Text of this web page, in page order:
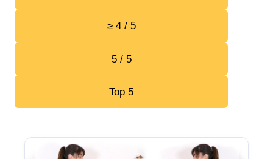
≥ 4 / 5
5 / 5
Top 5